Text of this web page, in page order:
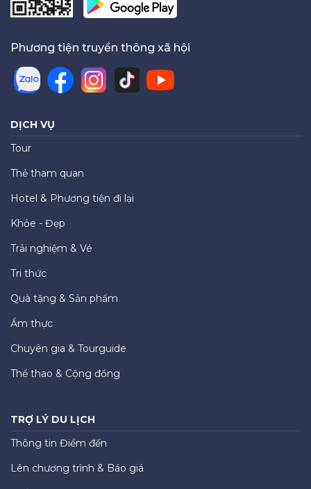
Phương tiện truyền thông xã hội
DỊCH VỤ
Tour
Thẻ tham quan
Hotel & Phương tiện đi lại
Khỏe - Đẹp
Trải nghiệm & Vé
Tri thức
Quà tặng & Sản phẩm
Ẩm thực
Chuyên gia & Tourguide
Thể thao & Cộng đồng
TRỢ LÝ DU LỊCH
Thông tin Điểm đến
Lên chương trình & Báo giá